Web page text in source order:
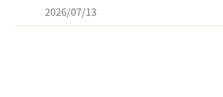
2026/07/13
記事をお気に入りに